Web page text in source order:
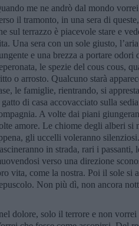
me ne andrò dal mondo
il tramonto, in una sera di
sul terrazzo è piacevole stare e
Una sera con un sole giusto,
e una brezza a portare odori
le spezie del cous cous,
o arrosto. Qualcuno starà
le famiglie, rientrando, si
di casa accovacciato sulla
A volte dai piani
amore. Le chiome degli alberi si
gli uccelli voleranno
in strada, rari i passanti,
verso una direzione
vita, come la nostra. Poi il sole si
Non più dì, non ancora
dolore, solo il terrore e non